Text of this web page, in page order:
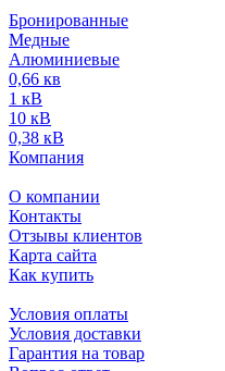
Бронированные
Медные
Алюминиевые
0,66 кв
1 кВ
10 кВ
0,38 кВ
Компания
О компании
Контакты
Отзывы клиентов
Карта сайта
Как купить
Условия оплаты
Условия доставки
Гарантия на товар